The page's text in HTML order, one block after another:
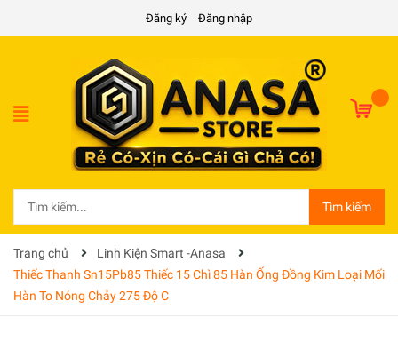
Đăng ký Đăng nhập
Tìm kiếm
Trang chủ
Linh Kiện Smart -Anasa
Thiếc Thanh Sn15Pb85 Thiếc 15 Chì 85 Hàn Ống Đồng Kim Loại Mối
Hàn To Nóng Chảy 275 Độ C